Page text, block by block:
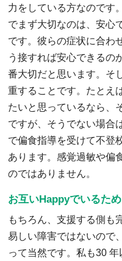
力をしている方なのです
でまず大切なのは、安心
です。彼らの症状に合わ
う接すれば安心できるの
番大切だと思います。そ
重することです。たとえ
たいと思っているなら、
ですが、そうでない場合
で偏食指導を受けて不登
あります。感覚過敏や偏
のではありません。
お互いHappyでいるた
もちろん、支援する側も
易しい障害ではないので
って当然です。私も30